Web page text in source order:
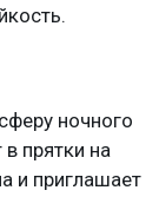
ночного
прятки на
и приглашает